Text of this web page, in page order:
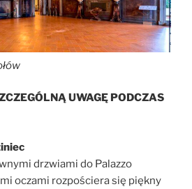
UWAGĘ PODCZAS
drzwiami do Palazzo
oczami rozpościera się piękny